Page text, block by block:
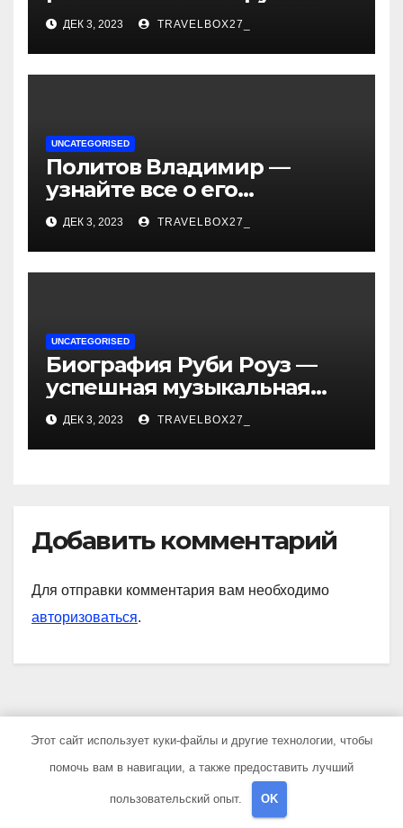
«Иванушки интернешнл»
— история успеха, музыка
и судьбы участников
ДЕК 3, 2023 TRAVELBOX27_
UNCATEGORISED
Политов Владимир —
узнайте все о его
биографии, возрасте и
впечатляющих
достижениях!
ДЕК 3, 2023 TRAVELBOX27_
UNCATEGORISED
Биография Руби Роуз —
успешная музыкальная
карьера, личная жизнь и
знаковые достижения
ДЕК 3, 2023 TRAVELBOX27_
Добавить комментарий
Для отправки комментария вам необходимо
авторизоваться.
YOU MISSED
Этот сайт использует куки-файлы и другие технологии, чтобы
помочь вам в навигации, а также предоставить лучший
пользовательский опыт. OK